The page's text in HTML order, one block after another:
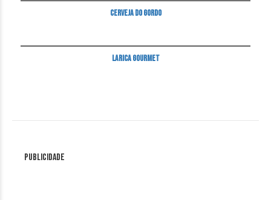
Cerveja do Gordo
____________________________________________________________________________
Larica Gourmet
Publicidade